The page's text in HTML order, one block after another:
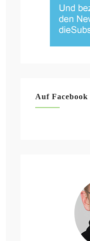
Auf Facebook